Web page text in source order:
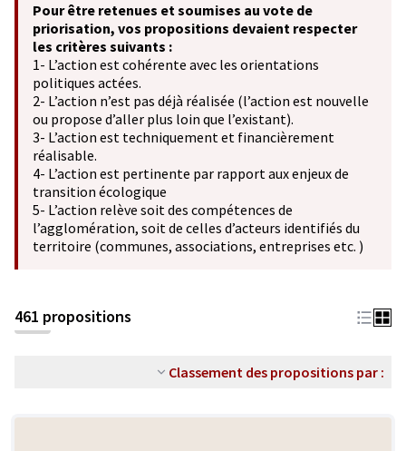
Pour être retenues et soumises au vote de
priorisation, vos propositions devaient respecter
les critères suivants :
1- L’action est cohérente avec les orientations
politiques actées.
2- L’action n’est pas déjà réalisée (l’action est nouvelle
ou propose d’aller plus loin que l’existant).
3- L’action est techniquement et financièrement
réalisable.
4- L’action est pertinente par rapport aux enjeux de
transition écologique
5- L’action relève soit des compétences de
l’agglomération, soit de celles d’acteurs identifiés du
territoire (communes, associations, entreprises etc. )
461 propositions
Classement des propositions par :